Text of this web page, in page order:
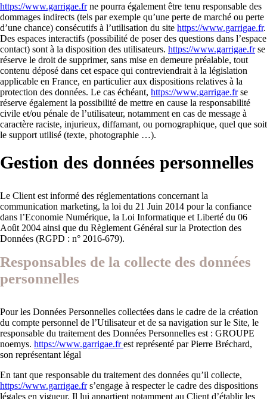
https://www.garrigae.frne pourra également être tenu responsable des
dommages indirects (tels par exemple qu’une perte de marché ou perte
d’une chance) consécutifs à l’utilisation du site https://www.garrigae.fr.
Des espaces interactifs (possibilité de poser des questions dans l’espace
contact) sont à la disposition des utilisateurs. https://www.garrigae.frse
réserve le droit de supprimer, sans mise en demeure préalable, tout
contenu déposé dans cet espace qui contreviendrait à la législation
applicable en France, en particulier aux dispositions relatives à la
protection des données. Le cas échéant, https://www.garrigae.frse
réserve également la possibilité de mettre en cause la responsabilité
civile et/ou pénale de l’utilisateur, notamment en cas de message à
caractère raciste, injurieux, diffamant, ou pornographique, quel que soit
le support utilisé (texte, photographie …).
Gestion des données personnelles
Le Client est informé des réglementations concernant la
communication marketing, la loi du 21 Juin 2014 pour la confiance
dans l’Economie Numérique, la Loi Informatique et Liberté du 06
Août 2004 ainsi que du Règlement Général sur la Protection des
Données (RGPD : n° 2016-679).
Responsables de la collecte des données
personnelles
Pour les Données Personnelles collectées dans le cadre de la création
du compte personnel de l’Utilisateur et de sa navigation sur le Site, le
responsable du traitement des Données Personnelles est : GROUPE
noemys. https://www.garrigae.frest représenté par Pierre Bréchard,
son représentant légal
En tant que responsable du traitement des données qu’il collecte,
https://www.garrigae.frs’engage à respecter le cadre des dispositions
légales en vigueur. Il lui appartient notamment au Client d’établir les